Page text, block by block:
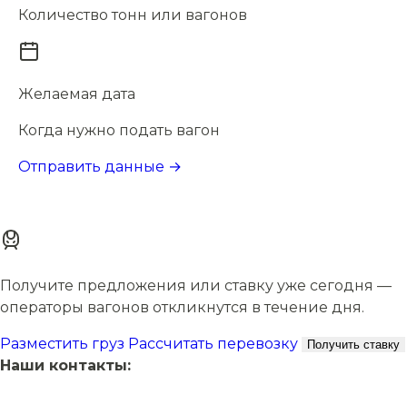
Количество тонн или вагонов
Желаемая дата
Когда нужно подать вагон
Отправить данные →
Получите предложения или ставку уже сегодня —
операторы вагонов откликнутся в течение дня.
Разместить груз Рассчитать перевозку Получить ставку
Наши контакты: